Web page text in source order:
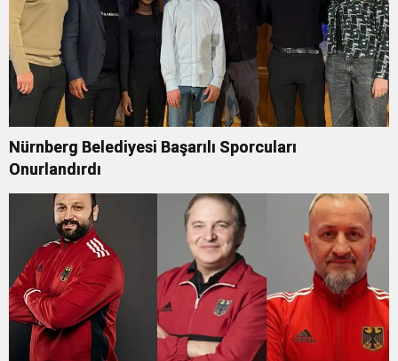
Nürnberg Belediyesi Başarılı Sporcuları
Onurlandırdı